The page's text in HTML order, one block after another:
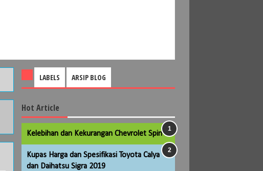
LABELS ARSIP BLOG
Hot Article
Kelebihan dan Kekurangan Chevrolet Spin
Kupas Harga dan Spesifikasi Toyota Calya
dan Daihatsu Sigra 2019